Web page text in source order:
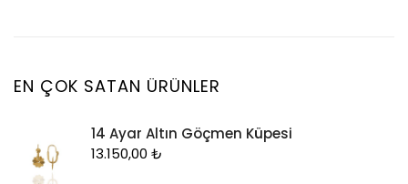
Küpe
EN ÇOK SATAN ÜRÜNLER
14 Ayar Altın Göçmen Küpesi
13.150,00 ₺